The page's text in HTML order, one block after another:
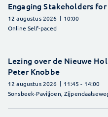
Engaging Stakeholders for
12 augustus 2026
10:00
Online Self-paced
Lezing over de Nieuwe
Peter Knobbe
12 augustus 2026 11:45 - 14:00
Sonsbeek-Paviljoen,